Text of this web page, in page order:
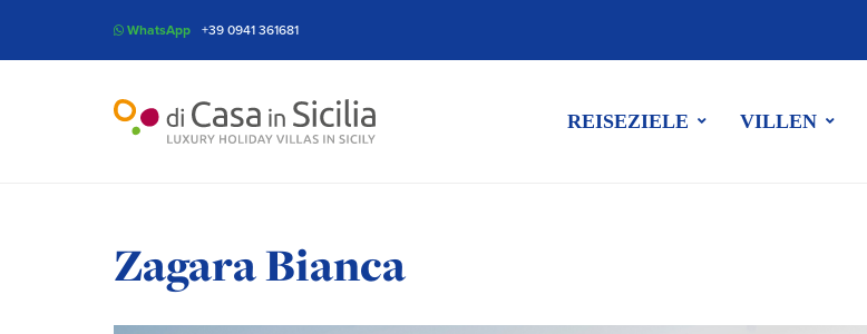
WhatsApp +39 0941 361681
REISEZIELE VILLEN
Zagara Bianca